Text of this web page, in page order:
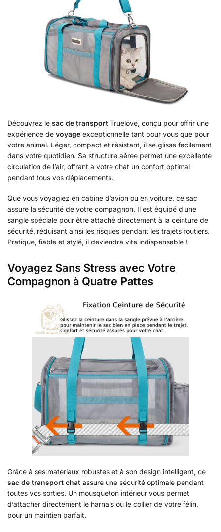
Découvrez le sac de transport Truelove, conçu pour offrir une
expérience de voyage exceptionnelle tant pour vous que pour
votre animal. Léger, compact et résistant, il se glisse facilement
dans votre quotidien. Sa structure aérée permet une excellente
circulation de l’air, offrant à votre chat un confort optimal
pendant tous vos déplacements.
Que vous voyagiez en cabine d’avion ou en voiture, ce sac
assure la sécurité de votre compagnon. Il est équipé d’une
sangle spéciale pour être attaché directement à la ceinture de
sécurité, réduisant ainsi les risques pendant les trajets routiers.
Pratique, fiable et stylé, il deviendra vite indispensable !
Voyagez Sans Stress avec Votre
Compagnon à Quatre Pattes
Grâce à ses matériaux robustes et à son design intelligent, ce
sac de transport chat assure une sécurité optimale pendant
toutes vos sorties. Un mousqueton intérieur vous permet
d’attacher directement le harnais ou le collier de votre félin,
pour un maintien parfait.